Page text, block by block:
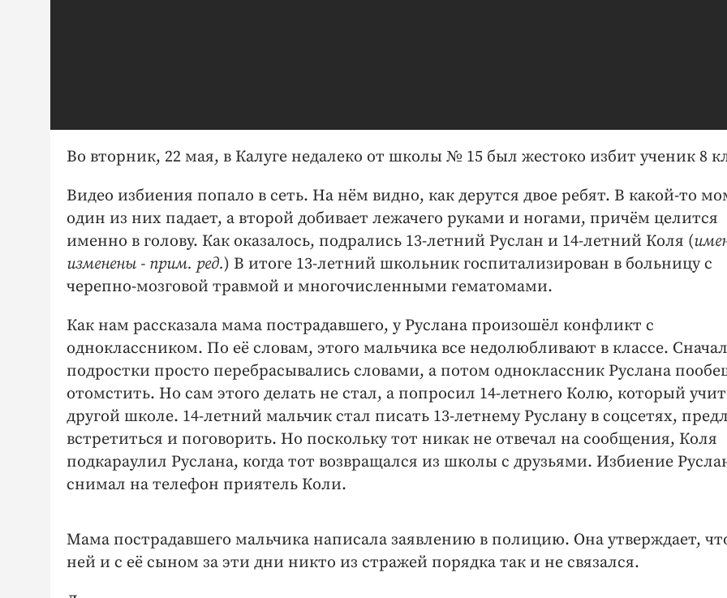
Во вторник, 22 мая, в Калуге недалеко от школы № 15 был жестоко избит ученик 8
Видео избиения попало в сеть. На нём видно, как дерутся двое ребят. В какой-то
один из них падает, а второй добивает лежачего руками и ногами, причём целится
именно в голову. Как оказалось, подрались 13-летний Руслан и 14-летний Коля (
изменены - прим. ред.) В итоге 13-летний школьник госпитализирован в больницу с
черепно-мозговой травмой и многочисленными гематомами.
Как нам рассказала мама пострадавшего, у Руслана произошёл конфликт с
одноклассником. По её словам, этого мальчика все недолюбливают в классе.
подростки просто перебрасывались словами, а потом одноклассник Руслана
отомстить. Но сам этого делать не стал, а попросил 14-летнего Колю, который
другой школе. 14-летний мальчик стал писать 13-летнему Руслану в соцсетях,
встретиться и поговорить. Но поскольку тот никак не отвечал на сообщения, Коля
подкараулил Руслана, когда тот возвращался из школы с друзьями. Избиение
снимал на телефон приятель Коли.
Мама пострадавшего мальчика написала заявлению в полицию. Она утверждает,
ней и с её сыном за эти дни никто из стражей порядка так и не связался.